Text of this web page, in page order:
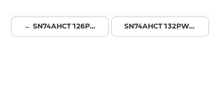
← SN74AHCT126PWR SN74AHCT132PWR →